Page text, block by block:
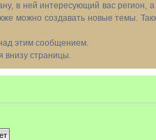
в ней интересующий вас регион,
можно создавать новые темы.
этим сообщением.
внизу страницы.